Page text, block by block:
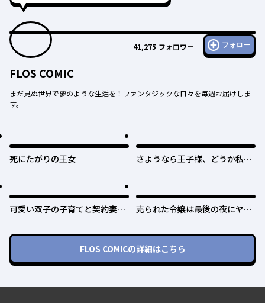
41,275 フォロワー フォロー
FLOS COMIC
まだ見ぬ世界で夢のような生活を！ファンタジックな日々を毎週お届けしま
す。
死にたがりの王女
さようなら王子様、どうか私の
可愛い双子の子育てと契約妻は
売られた令嬢は最後の夜にヤリ
ていると、迎えに来たのは激重
王子様でした〜
FLOS COMICの詳細はこちら